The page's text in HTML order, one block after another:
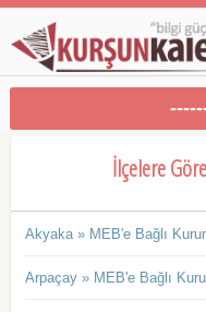
İlçelere
Akyaka » MEB'e Bağlı
Arpaçay » MEB'e Bağlı